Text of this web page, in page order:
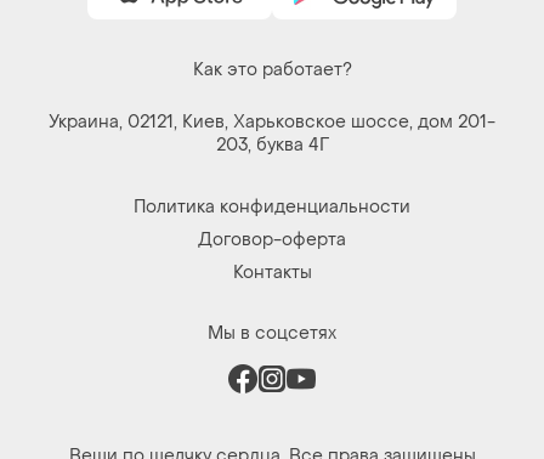
Как это работает?
Украина, 02121, Киев, Харьковское шоссе, дом 201-
203, буква 4Г
Политика конфиденциальности
Договор-оферта
Контакты
Мы в соцсетях